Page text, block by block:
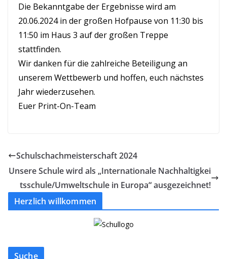
Die Bekanntgabe der Ergebnisse wird am
20.06.2024 in der großen Hofpause von 11:30 bis
11:50 im Haus 3 auf der großen Treppe
stattfinden.
Wir danken für die zahlreiche Beteiligung an
unserem Wettbewerb und hoffen, euch nächstes
Jahr wiederzusehen.
Euer Print-On-Team
Schulschachmeisterschaft 2024
Unsere Schule wird als „Internationale Nachhaltigkei
tsschule/Umweltschule in Europa“ ausgezeichnet!
Herzlich willkommen
Suche